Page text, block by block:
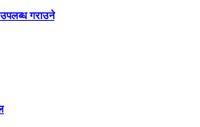
उपलब्ध गराउने